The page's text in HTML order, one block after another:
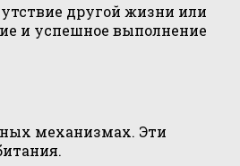
другой жизни или
и успешное выполнение
механизмах. Эти